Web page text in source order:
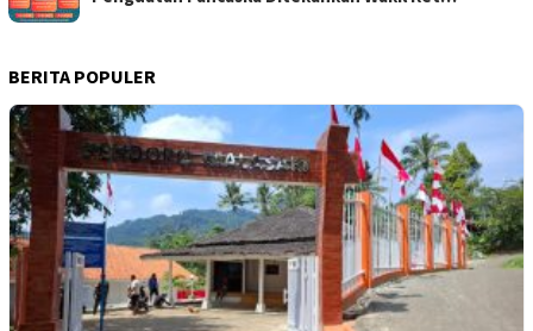
BERITA POPULER